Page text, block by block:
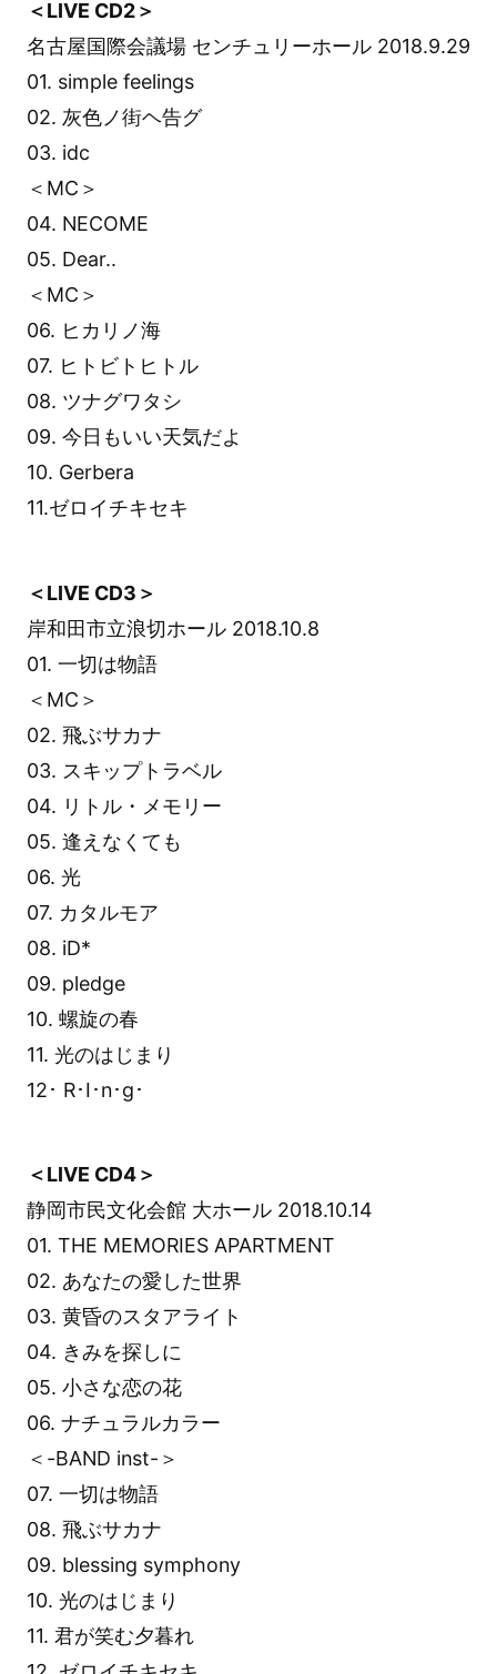
＜LIVE CD2＞
名古屋国際会議場 センチュリーホール 2018.9.29
01. simple feelings
02. 灰色ノ街ヘ告グ
03. idc
＜MC＞
04. NECOME
05. Dear..
＜MC＞
06. ヒカリノ海
07. ヒトビトヒトル
08. ツナグワタシ
09. 今日もいい天気だよ
10. Gerbera
11.ゼロイチキセキ
＜LIVE CD3＞
岸和田市立浪切ホール 2018.10.8
01. 一切は物語
＜MC＞
02. 飛ぶサカナ
03. スキップトラベル
04. リトル・メモリー
05. 逢えなくても
06. 光
07. カタルモア
08. iD*
09. pledge
10. 螺旋の春
11. 光のはじまり
12･ R･I･n･g･
＜LIVE CD4＞
静岡市民文化会館 大ホール 2018.10.14
01. THE MEMORIES APARTMENT
02. あなたの愛した世界
03. 黄昏のスタアライト
04. きみを探しに
05. 小さな恋の花
06. ナチュラルカラー
＜-BAND inst-＞
07. 一切は物語
08. 飛ぶサカナ
09. blessing symphony
10. 光のはじまり
11. 君が笑む夕暮れ